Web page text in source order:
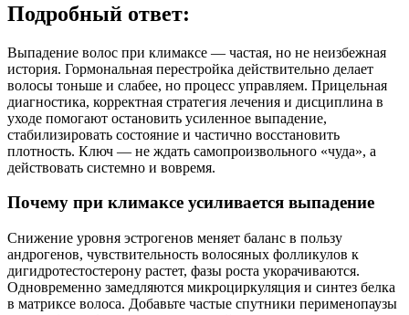
Подробный ответ:
Выпадение волос при климаксе — частая, но не неизбежная
история. Гормональная перестройка действительно делает
волосы тоньше и слабее, но процесс управляем. Прицельная
диагностика, корректная стратегия лечения и дисциплина в
уходе помогают остановить усиленное выпадение,
стабилизировать состояние и частично восстановить
плотность. Ключ — не ждать самопроизвольного «чуда», а
действовать системно и вовремя.
Почему при климаксе усиливается выпадение
Снижение уровня эстрогенов меняет баланс в пользу
андрогенов, чувствительность волосяных фолликулов к
дигидротестостерону растет, фазы роста укорачиваются.
Одновременно замедляются микроциркуляция и синтез белка
в матриксе волоса. Добавьте частые спутники перименопаузы